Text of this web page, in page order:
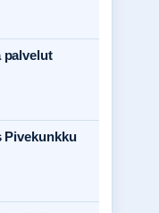
palvelut
Pivekunkku